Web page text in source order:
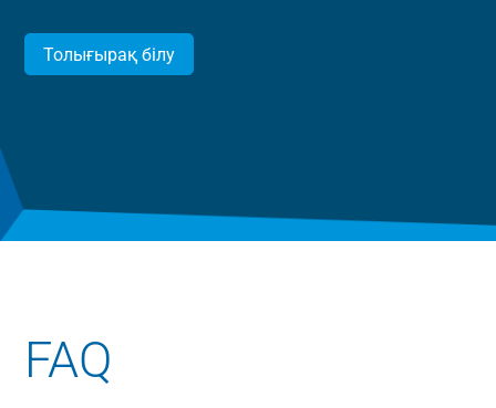
Толығырақ білу
FAQ